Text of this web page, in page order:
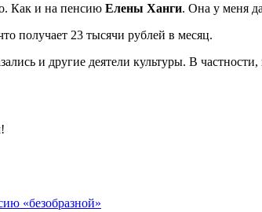
Как и на пенсию Елены Ханги. Она у меня
получает 23 тысячи рублей в месяц.
и другие деятели культуры. В
«безобразной»